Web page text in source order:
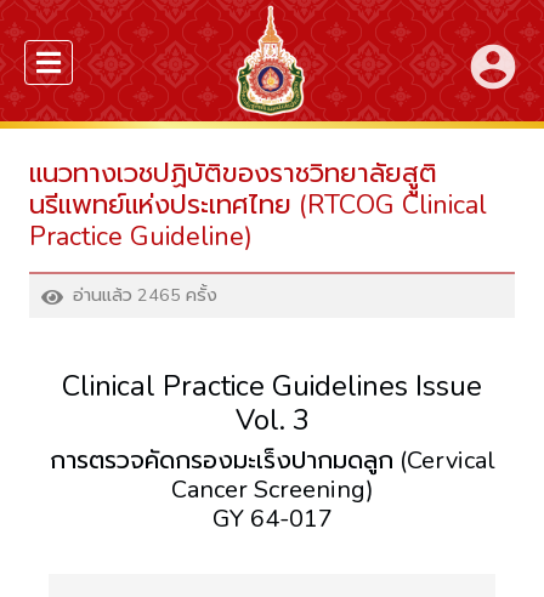
account_circle
แนวทางเวชปฏิบัติของราชวิทยาลัยสููติ
นรีแพทย์แห่งประเทศไทย (RTCOG Clinical
Practice Guideline)
อ่านแล้ว 2465 ครั้ง
Clinical Practice Guidelines Issue
Vol. 3
การตรวจคัดกรองมะเร็งปากมดลูก (Cervical
Cancer Screening)
GY 64-017